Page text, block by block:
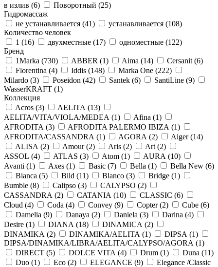
в излив (6) Поворотный (25)
Гидромассаж
не устанавливается (41) устанавливается (108)
Количество человек
1 (16) двухместные (17) одноместные (122)
Бренд
1Marka (730) ABBER (1) Aima (14) Cersanit (6)
Florentina (4) Iddis (148) Marka One (222)
Milardo (3) Poseidon (42) Santek (6) SantiLine (9)
WasserKRAFT (1)
Коллекция
Acros (3) AELITA (13)
AELITA/VITA/VIOLA/MEDEA (1) Afina (1)
AFRODITA (3) AFRODITA PALERMO IBIZA (1)
AFRODITA/CASSANDRA (1) AGORA (2) Aiger (14)
ALISA (2) Amour (2) Aris (2) Art (2)
ASSOL (4) ATLAS (3) Atom (1) AURA (10)
Avanti (1) Axes (1) Basic (7) Bella (1) Bella New (6)
Bianca (5) Bild (11) Blanco (3) Bridge (1)
Bumble (8) Calipso (3) CALYPSO (2)
CASSANDRA (2) CATANIA (10) CLASSIC (6)
Cloud (4) Coda (4) Convey (9) Copter (2) Cube (6)
Damelia (9) Danaya (2) Daniela (3) Darina (4)
Desire (1) DIANA (18) DINAMICA (2)
DINAMIKA (2) DINAMIKA/AELITA (1) DIPSA (1)
DIPSA/DINAMIKA/LIBRA/AELITA/CALYPSO/AGORA (1)
DIRECT (5) DOLCE VITA (4) Drum (1) Duna (11)
Duo (1) Eco (2) ELEGANCE (9)
Elegance /Classic